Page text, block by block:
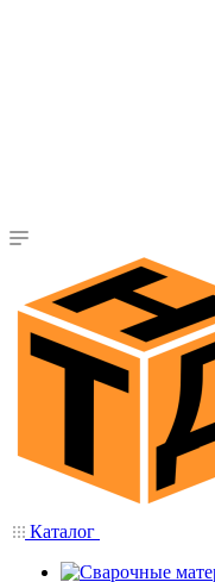
Каталог